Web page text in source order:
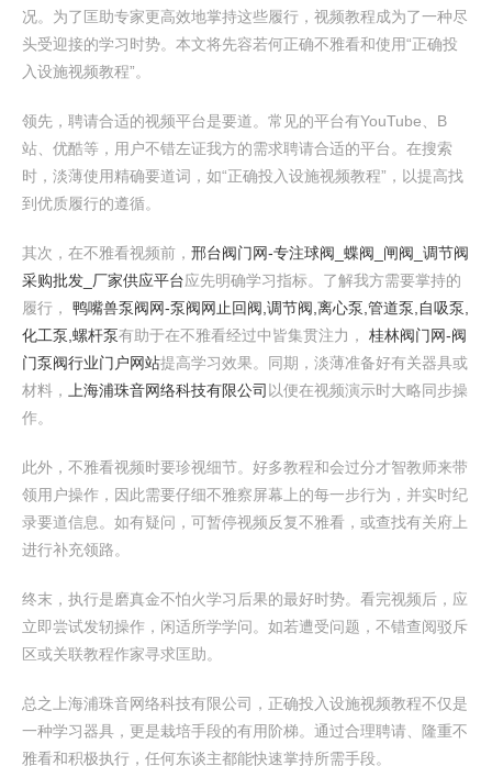
况。为了匡助专家更高效地掌持这些履行，视频教程成为了一种尽
头受迎接的学习时势。本文将先容若何正确不雅看和使用“正确投
入设施视频教程”。
领先，聘请合适的视频平台是要道。常见的平台有YouTube、B
站、优酷等，用户不错左证我方的需求聘请合适的平台。在搜索
时，淡薄使用精确要道词，如“正确投入设施视频教程”，以提高找
到优质履行的遵循。
其次，在不雅看视频前， 邢台阀门网-专注球阀_蝶阀_闸阀_调节阀
采购批发_厂家供应平台应先明确学习指标。了解我方需要掌持的
履行， 鸭嘴兽泵阀网-泵阀网止回阀,调节阀,离心泵,管道泵,自吸泵,
化工泵,螺杆泵有助于在不雅看经过中皆集贯注力， 桂林阀门网-阀
门泵阀行业门户网站提高学习效果。同期，淡薄准备好有关器具或
材料，
上海浦珠音网络科技有限公司 以便在视频演示时大略同步操
作。
此外，不雅看视频时要珍视细节。好多教程和会过分才智教师来带
领用户操作，因此需要仔细不雅察屏幕上的每一步行为，并实时纪
录要道信息。如有疑问，可暂停视频反复不雅看，或查找有关府上
进行补充领路。
终末，执行是磨真金不怕火学习后果的最好时势。看完视频后，应
立即尝试发轫操作，闲适所学学问。如若遭受问题，不错查阅驳斥
区或关联教程作家寻求匡助。
总之上海浦珠音网络科技有限公司，正确投入设施视频教程不仅是
一种学习器具，更是栽培手段的有用阶梯。通过合理聘请、隆重不
雅看和积极执行，任何东谈主都能快速掌持所需手段。